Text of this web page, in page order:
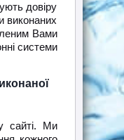
довіру
виконаних
Вами
системи
сайті. Ми